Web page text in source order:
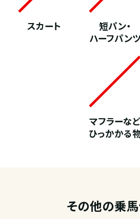
スカート
短パン・
ハーフパン
マフラーなど
ひっかかる
その他の乗